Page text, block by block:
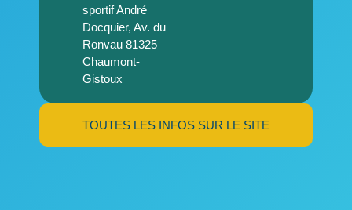
sportif André
Docquier, Av. du
Ronvau 81325
Chaumont-
Gistoux
TOUTES LES INFOS SUR LE SITE